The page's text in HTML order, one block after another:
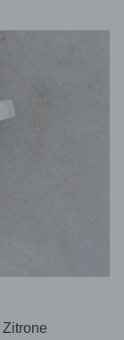
Zitrone